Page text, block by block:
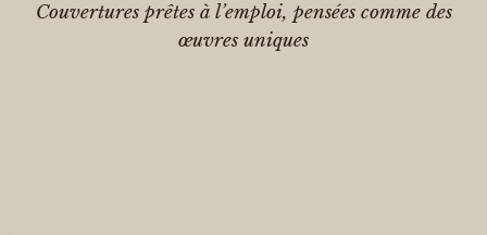
Couvertures prêtes à l’emploi, pensées comme des
œuvres uniques